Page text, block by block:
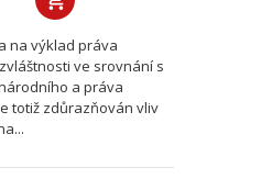
na výklad práva
ve srovnání s
a práva
totiž zdůrazňován vliv